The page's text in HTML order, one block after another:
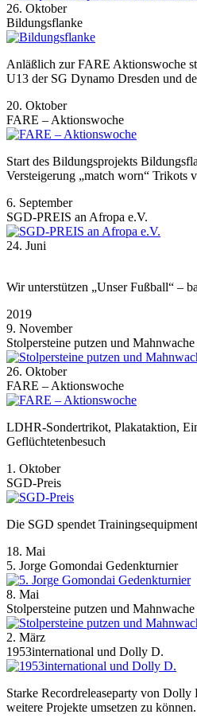
26. Oktober
Bildungsflanke
Anläßlich zur FARE Aktionswoche
U13 der SG Dynamo Dresden und
20. Oktober
FARE – Aktionswoche
Start des Bildungsprojekts
Versteigerung „match worn“ Trikots
6. September
SGD-PREIS an Afropa e.V.
24. Juni
Wir unterstützen „Unser Fußball“ –
2019
9. November
Stolpersteine putzen und Mahnwache
26. Oktober
FARE – Aktionswoche
LDHR-Sondertrikot, Plakataktion,
Geflüchtetenbesuch
1. Oktober
SGD-Preis
Die SGD spendet
18. Mai
5. Jorge Gomondai Gedenkturnier
8. Mai
Stolpersteine putzen und Mahnwache
2. März
1953international und Dolly D.
Starke Recordreleaseparty von
weitere Projekte umsetzen zu können.